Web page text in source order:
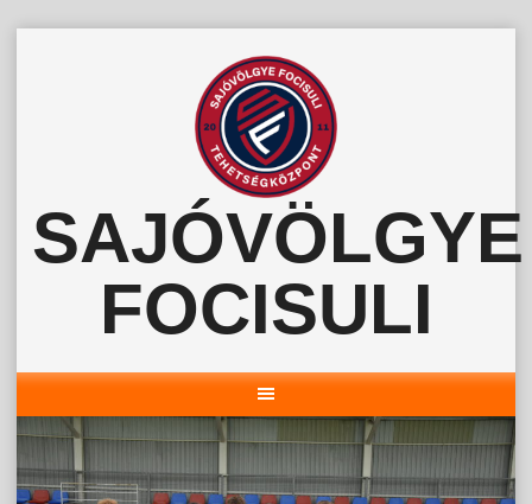
SAJÓVÖLGYE
FOCISULI